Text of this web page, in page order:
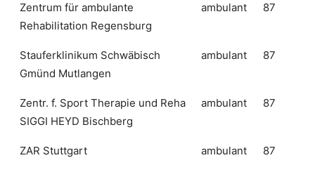
Zentrum für ambulante
Rehabilitation Regensburg
ambulant 87
Stauferklinikum Schwäbisch
Gmünd Mutlangen
ambulant 87
Zentr. f. Sport Therapie und Reha
SIGGI HEYD Bischberg
ambulant 87
ZAR Stuttgart ambulant 87